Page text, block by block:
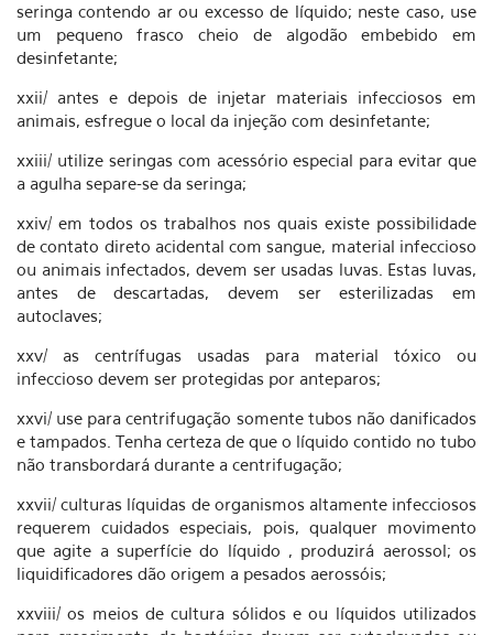
seringa contendo ar ou excesso de líquido; neste caso, use
um pequeno frasco cheio de algodão embebido em
desinfetante;
xxii/ antes e depois de injetar materiais infecciosos em
animais, esfregue o local da injeção com desinfetante;
xxiii/ utilize seringas com acessório especial para evitar que
a agulha separe-se da seringa;
xxiv/ em todos os trabalhos nos quais existe possibilidade
de contato direto acidental com sangue, material infeccioso
ou animais infectados, devem ser usadas luvas. Estas luvas,
antes de descartadas, devem ser esterilizadas em
autoclaves;
xxv/ as centrífugas usadas para material tóxico ou
infeccioso devem ser protegidas por anteparos;
xxvi/ use para centrifugação somente tubos não danificados
e tampados. Tenha certeza de que o líquido contido no tubo
não transbordará durante a centrifugação;
xxvii/ culturas líquidas de organismos altamente infecciosos
requerem cuidados especiais, pois, qualquer movimento
que agite a superfície do líquido , produzirá aerossol; os
liquidificadores dão origem a pesados aerossóis;
xxviii/ os meios de cultura sólidos e ou líquidos utilizados